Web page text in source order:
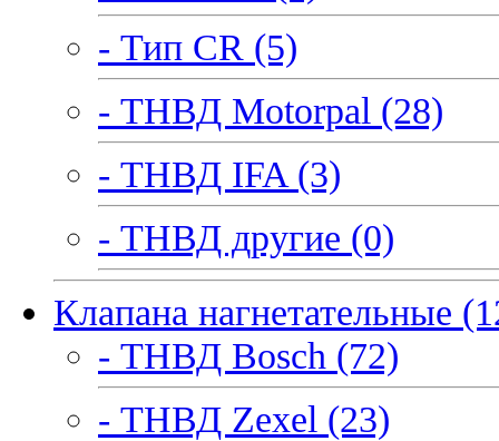
- Тип CR (5)
- ТНВД Motorpal (28)
- ТНВД IFA (3)
- ТНВД другие (0)
Клапана нагнетательные
- ТНВД Bosch (72)
- ТНВД Zexel (23)